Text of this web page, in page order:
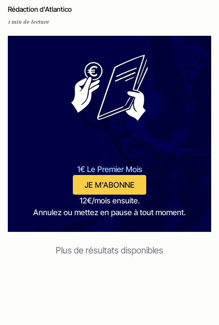
Rédaction d'Atlantico
1 min de lecture
1€ Le Premier Mois
JE M'ABONNE
12€/mois ensuite.
Annulez ou mettez en pause à tout moment.
Plus de résultats disponibles